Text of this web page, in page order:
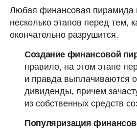
Любая финансовая пирамида
несколько этапов перед тем,
окончательно разрушится.
Создание финансовой
правило, на этом этапе
и правда выплачиваются
дивиденды, причем
из собственных средств
Популяризация